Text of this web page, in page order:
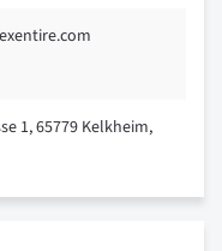
1, 65779 Kelkheim,